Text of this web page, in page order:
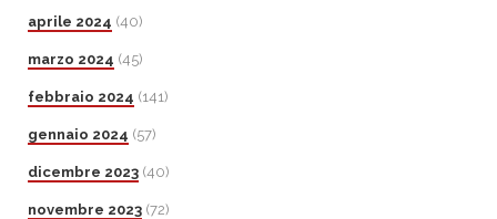
aprile 2024 (40)
marzo 2024 (45)
febbraio 2024 (141)
gennaio 2024 (57)
dicembre 2023 (40)
novembre 2023 (72)